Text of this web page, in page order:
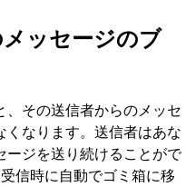
ッセージのブ
その送信者からのメッセ
くなります。送信者はあな
ージを送り続けることがで
信時に自動でゴミ箱に移